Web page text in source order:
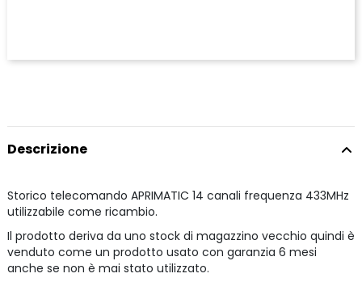
Descrizione
Storico telecomando APRIMATIC 14 canali frequenza 433MHz
utilizzabile come ricambio.
Il prodotto deriva da uno stock di magazzino vecchio quindi è
venduto come un prodotto usato con garanzia 6 mesi
anche se non è mai stato utilizzato.